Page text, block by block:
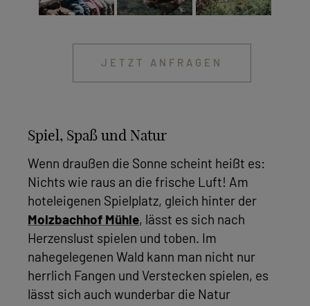
JETZT ANFRAGEN
Spiel, Spaß und Natur
Wenn draußen die Sonne scheint heißt es:
Nichts wie raus an die frische Luft! Am
hoteleigenen Spielplatz, gleich hinter der
Molzbachhof Mühle, lässt es sich nach
Herzenslust spielen und toben. Im
nahegelegenen Wald kann man nicht nur
herrlich Fangen und Verstecken spielen, es
lässt sich auch wunderbar die Natur